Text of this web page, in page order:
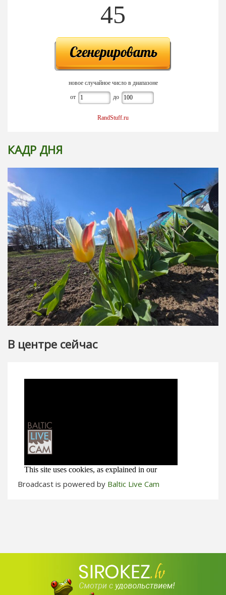
45
новое случайное число в диапазоне
от до
RandStuff.ru
КАДР ДНЯ
В центре сейчас
Broadcast is powered by Baltic Live Cam